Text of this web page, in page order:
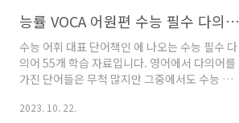
of the essay is climate change. 에세이의 주
제는 기후 변화입니다. The teacher asked
the students to write a paragraph on a
subject of their choice. 선생님은 학생들에게
선택한 주제에 대한 단락을 쓰라고 했습니다.
The subject of the discussion at the co..
능률 VOCA 어원편 수능 필수 다의어 55개
수능 어휘 대표 단어책인 에 나오는 수능 필수 다
의어 55개 학습 자료입니다. 영어에서 다의어를
가진 단어들은 무척 많지만 그중에서도 수능 영
민의 음성을 듣고 따라 하고 단어장을 다운 받아
2023. 10. 22.